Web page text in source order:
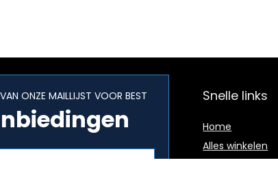
ONZE MAILLIJST VOOR BEST Snelle links
Home
Alles winkelen